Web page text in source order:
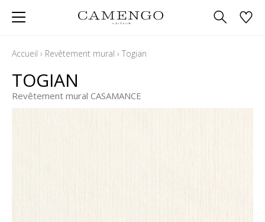
Accueil › Revêtement mural › Togian
TOGIAN
Revêtement mural CASAMANCE